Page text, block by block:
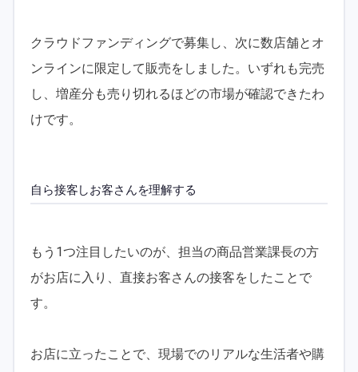
クラウドファンディングで募集し、次に数店舗とオ
ンラインに限定して販売をしました。いずれも完売
し、増産分も売り切れるほどの市場が確認できたわ
けです。
自ら接客しお客さんを理解する
もう1つ注目したいのが、担当の商品営業課長の方
がお店に入り、直接お客さんの接客をしたことで
す。
お店に立ったことで、現場でのリアルな生活者や購